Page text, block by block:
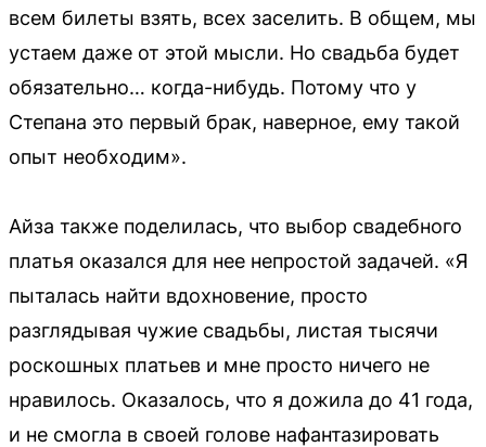
всем билеты взять, всех заселить. В общем, мы
устаем даже от этой мысли. Но свадьба будет
обязательно… когда-нибудь. Потому что у
Степана это первый брак, наверное, ему такой
опыт необходим».
Айза также поделилась, что выбор свадебного
платья оказался для нее непростой задачей. «Я
пыталась найти вдохновение, просто
разглядывая чужие свадьбы, листая тысячи
роскошных платьев и мне просто ничего не
нравилось. Оказалось, что я дожила до 41 года,
и не смогла в своей голове нафантазировать